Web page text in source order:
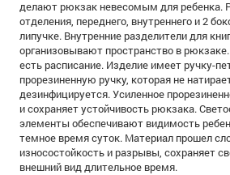
делают рюкзак невесомым для ребенка.
отделения, переднего, внутреннего и 2
липучке. Внутренние разделители для
организовывают пространство в
есть расписание. Изделие имеет ручку-
прорезиненную ручку, которая не
дезинфицируется. Усиленное
и сохраняет устойчивость рюкзака.
элементы обеспечивают видимость
темное время суток. Материал прошел
износостойкость и разрывы, сохраняет
внешний вид длительное время.